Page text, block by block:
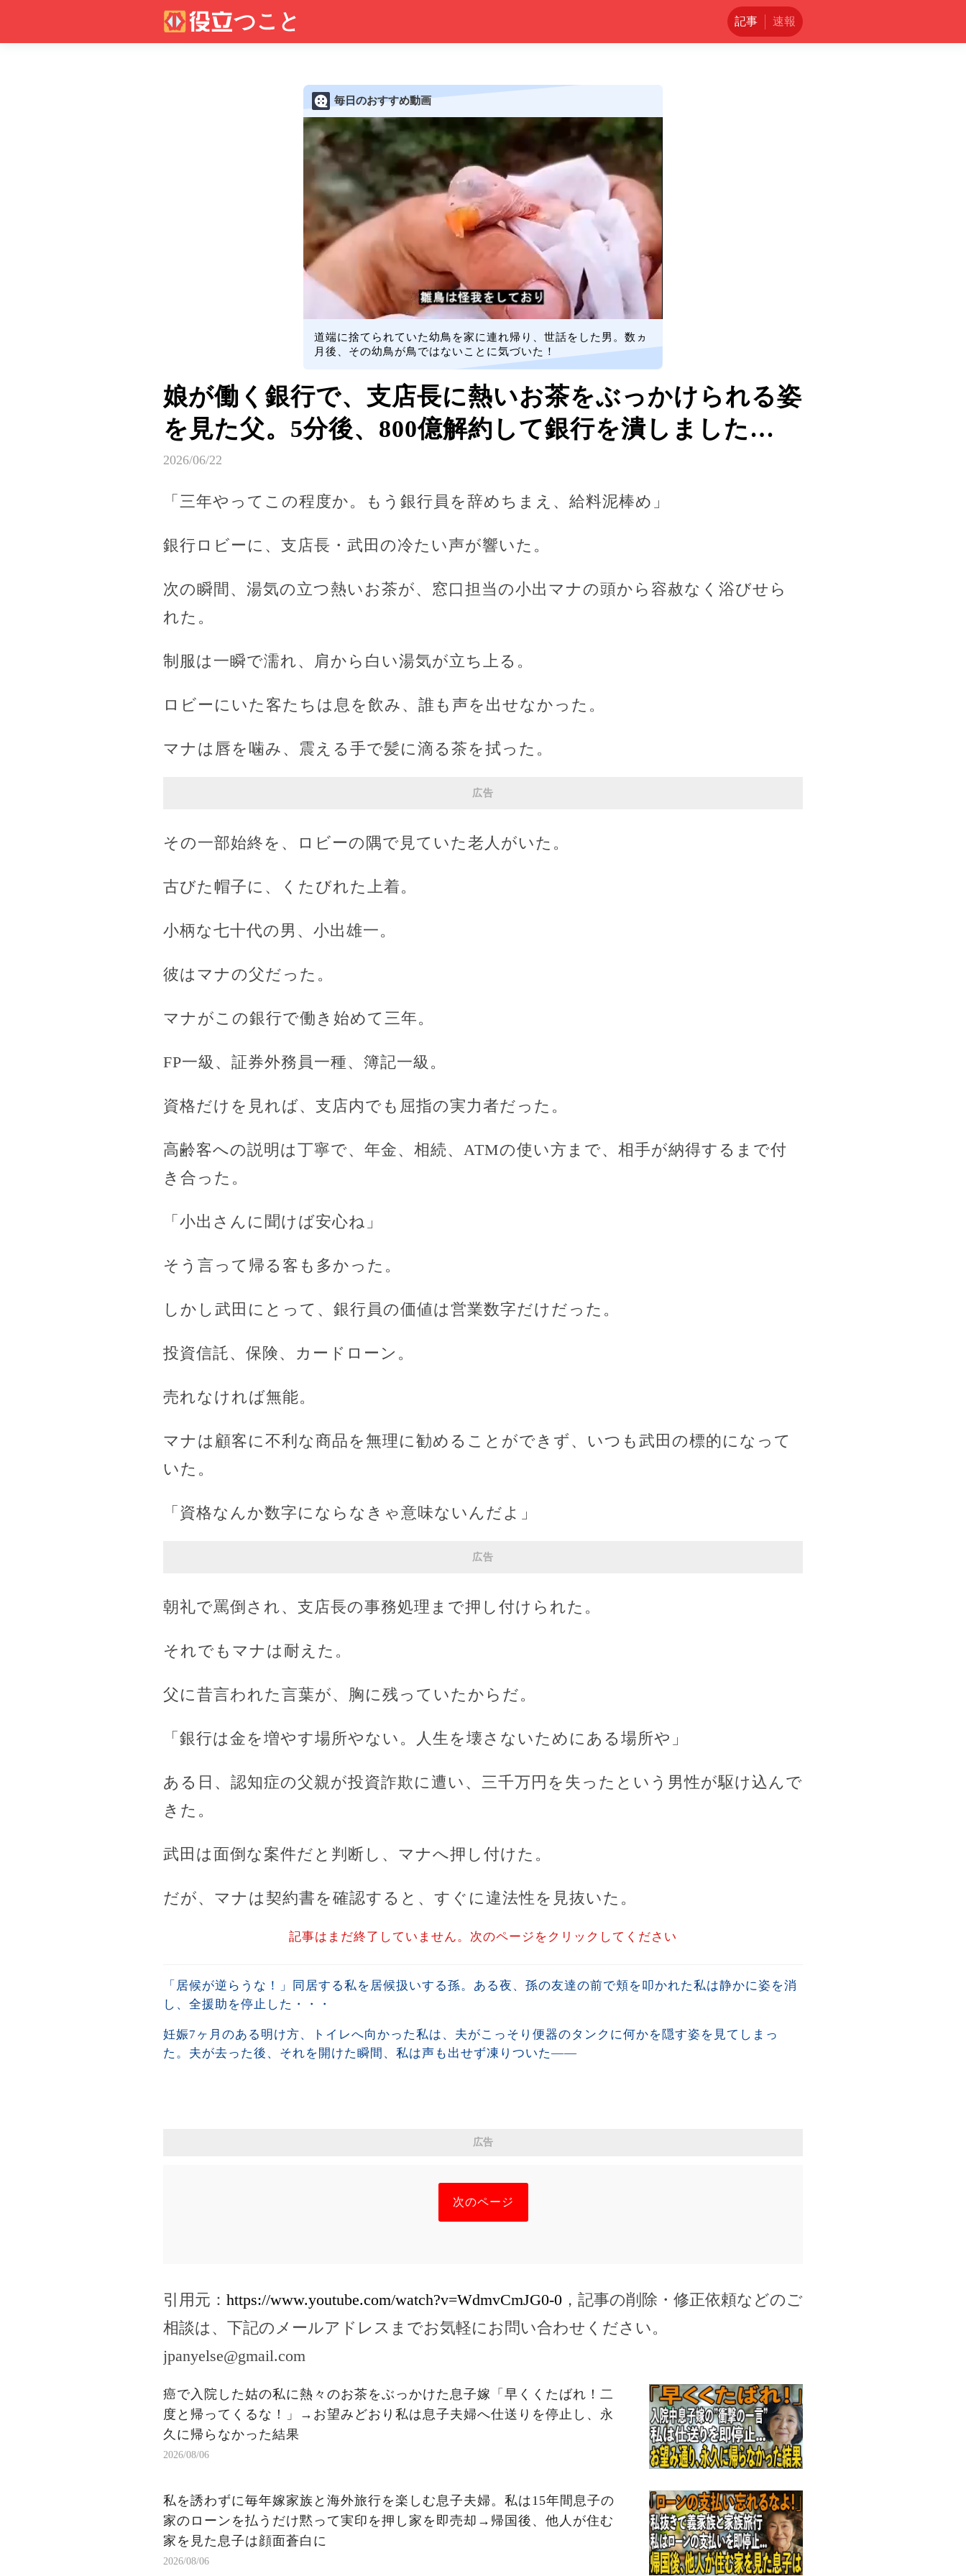
記事 速報
毎日のおすすめ動画
道端に捨てられていた幼鳥を家に連れ帰り、世話をした男。数ヵ
月後、その幼鳥が鳥ではないことに気づいた！
娘が働く銀行で、支店長に熱いお茶をぶっかけられる姿
を見た父。5分後、800億解約して銀行を潰しました…
2026/06/22
「三年やってこの程度か。もう銀行員を辞めちまえ、給料泥棒め」
銀行ロビーに、支店長・武田の冷たい声が響いた。
次の瞬間、湯気の立つ熱いお茶が、窓口担当の小出マナの頭から容赦なく浴びせら
れた。
制服は一瞬で濡れ、肩から白い湯気が立ち上る。
ロビーにいた客たちは息を飲み、誰も声を出せなかった。
マナは唇を噛み、震える手で髪に滴る茶を拭った。
広告
その一部始終を、ロビーの隅で見ていた老人がいた。
古びた帽子に、くたびれた上着。
小柄な七十代の男、小出雄一。
彼はマナの父だった。
マナがこの銀行で働き始めて三年。
FP一級、証券外務員一種、簿記一級。
資格だけを見れば、支店内でも屈指の実力者だった。
高齢客への説明は丁寧で、年金、相続、ATMの使い方まで、相手が納得するまで付
き合った。
「小出さんに聞けば安心ね」
そう言って帰る客も多かった。
しかし武田にとって、銀行員の価値は営業数字だけだった。
投資信託、保険、カードローン。
売れなければ無能。
マナは顧客に不利な商品を無理に勧めることができず、いつも武田の標的になって
いた。
「資格なんか数字にならなきゃ意味ないんだよ」
広告
朝礼で罵倒され、支店長の事務処理まで押し付けられた。
それでもマナは耐えた。
父に昔言われた言葉が、胸に残っていたからだ。
「銀行は金を増やす場所やない。人生を壊さないためにある場所や」
ある日、認知症の父親が投資詐欺に遭い、三千万円を失ったという男性が駆け込んで
きた。
武田は面倒な案件だと判断し、マナへ押し付けた。
だが、マナは契約書を確認すると、すぐに違法性を見抜いた。
記事はまだ終了していません。次のページをクリックしてください
「居候が逆らうな！」同居する私を居候扱いする孫。ある夜、孫の友達の前で頬を叩かれた私は静かに姿を消
し、全援助を停止した・・・
妊娠7ヶ月のある明け方、トイレへ向かった私は、夫がこっそり便器のタンクに何かを隠す姿を見てしまっ
た。夫が去った後、それを開けた瞬間、私は声も出せず凍りついた――
広告
次のページ
引用元： https://www.youtube.com/watch?v=WdmvCmJG0-0 ，記事の削除・修正依頼などのご
相談は、下記のメールアドレスまでお気軽にお問い合わせください。
jpanyelse@gmail.com
癌で入院した姑の私に熱々のお茶をぶっかけた息子嫁「早くくたばれ！二
度と帰ってくるな！」→お望みどおり私は息子夫婦へ仕送りを停止し、永
久に帰らなかった結果
2026/08/06
私を誘わずに毎年嫁家族と海外旅行を楽しむ息子夫婦。私は15年間息子の
家のローンを払うだけ黙って実印を押し家を即売却→帰国後、他人が住む
家を見た息子は顔面蒼白に
2026/08/06